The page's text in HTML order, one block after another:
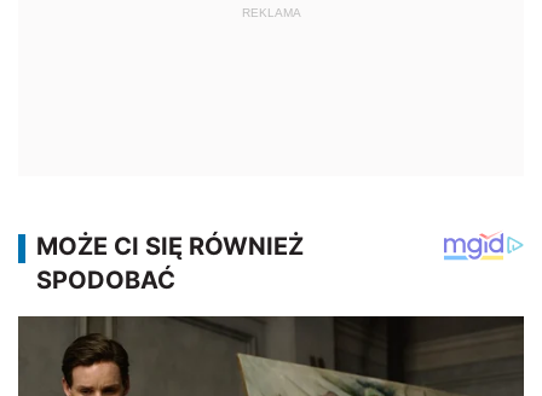
REKLAMA